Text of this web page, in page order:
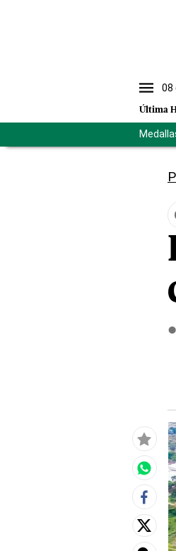
08
Última